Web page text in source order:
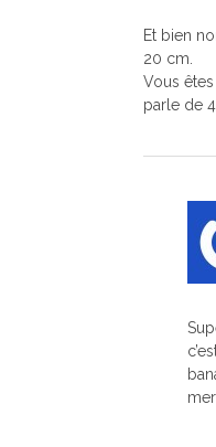
Et bien
20 cm.
Vous
parle de